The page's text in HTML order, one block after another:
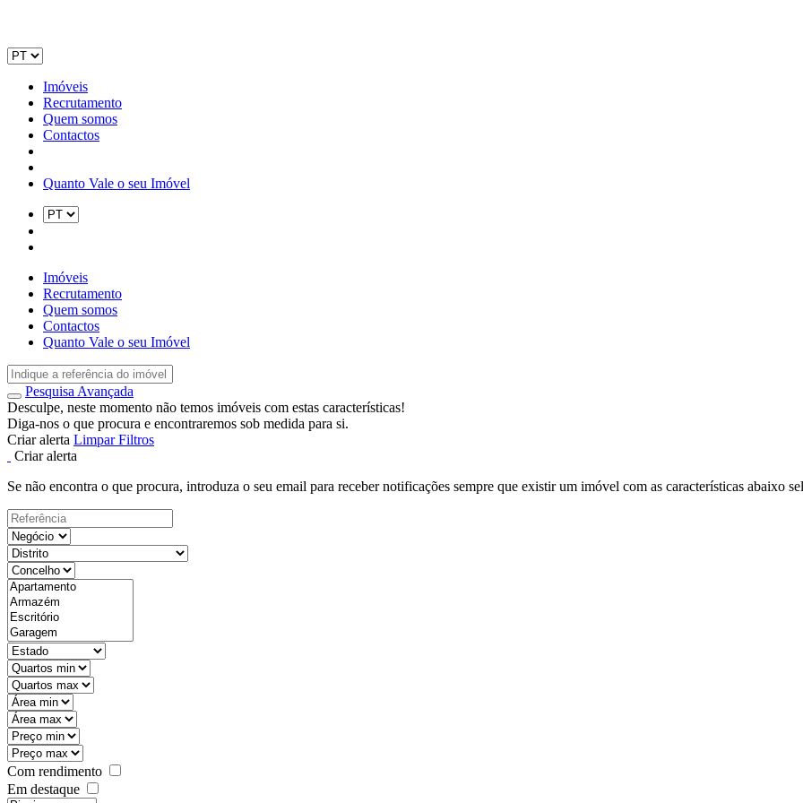
Imóveis
Recrutamento
Quem somos
Contactos
Quanto Vale o seu Imóvel
Imóveis
Recrutamento
Quem somos
Contactos
Quanto Vale o seu Imóvel
Pesquisa Avançada
Desculpe, neste momento não temos imóveis com estas características!
Diga-nos o que procura e encontraremos sob medida para si.
Criar alerta Limpar Filtros
Criar alerta
Se não encontra o que procura, introduza o seu email para receber notificações sempre que existir um imóvel com as características abaixo
Com rendimento
Em destaque